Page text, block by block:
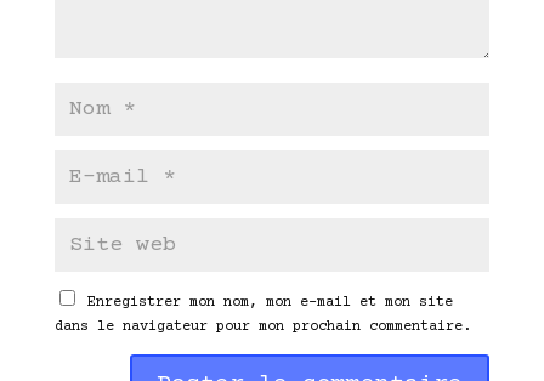
Enregistrer mon nom, mon e-mail et mon site
dans le navigateur pour mon prochain commentaire.